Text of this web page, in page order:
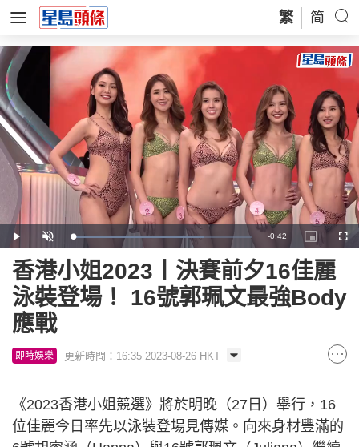
繁 简
Play Unmute Loaded:
73.66%
Remaining
-0:42
Picture-
in-
香港小姐2023丨決賽前夕16佳麗
泳裝登場！ 16號郭珮文最強Body
應戰
即時娛樂 更新時間：16:35 2023-08-26 HKT
《2023香港小姐競選》將於明晚（27日）舉行，16
位佳麗今日率先以泳裝登場見傳媒。向來身材豐滿的